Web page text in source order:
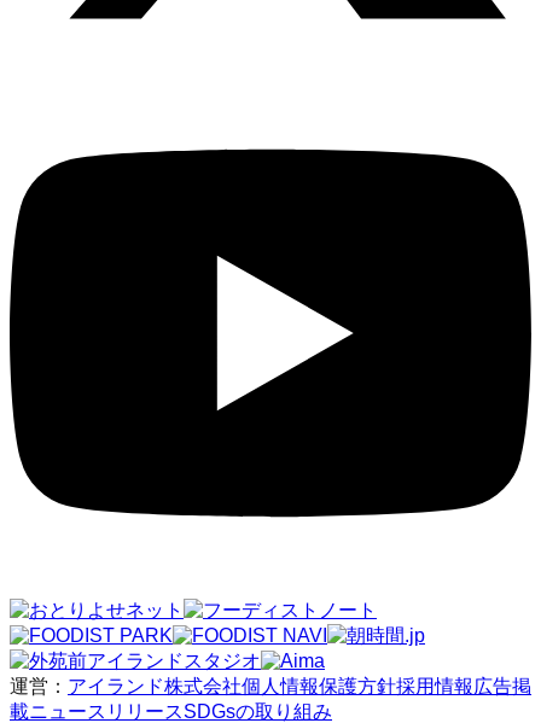
運営： アイランド株式会社個人情報保護方針採用情報 広告掲
載ニュースリリースSDGsの取り組み